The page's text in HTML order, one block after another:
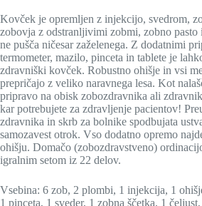
Kovček je opremljen z injekcijo, svedrom,
zobovja z odstranljivimi zobmi, zobno pasto
ne pušča ničesar zaželenega. Z dodatnimi
termometer, mazilo, pinceta in tablete je
zdravniški kovček. Robustno ohišje in vsi
prepričajo z veliko naravnega lesa. Kot
pripravo na obisk zobozdravnika ali
kar potrebujete za zdravljenje pacientov!
zdravnika in skrb za bolnike spodbujata
samozavest otrok. Vso dodatno opremo
ohišju. Domačo (zobozdravstveno)
igralnim setom iz 22 delov.
Vsebina: 6 zob, 2 plombi, 1 injekcija, 1
1 pinceta, 1 sveder, 1 zobna ščetka, 1